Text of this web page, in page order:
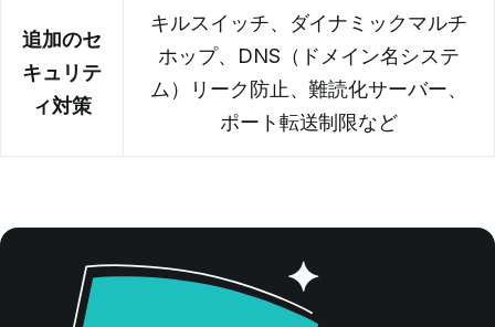
追加のセ
キュリテ
ィ対策
キルスイッチ、ダイナミックマルチ
ホップ、DNS（ドメイン名システ
ム）リーク防止、難読化サーバー、
ポート転送制限など